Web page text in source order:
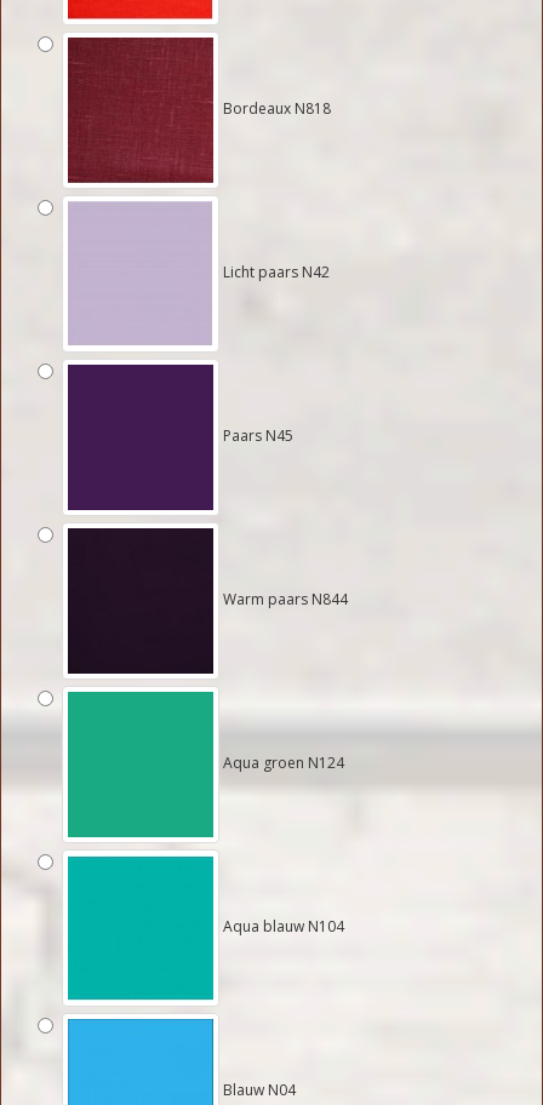
Bordeaux N818
Licht paars N42
Paars N45
Warm paars N844
Aqua groen N124
Aqua blauw N104
Blauw N04